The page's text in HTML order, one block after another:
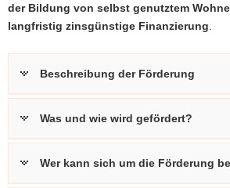
der Bildung von selbst genutztem
langfristig zinsgünstige Finanzierung
Beschreibung der Förderung
Was und wie wird gefördert?
Wer kann sich um die Förderung